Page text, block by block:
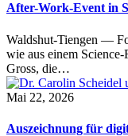
After-Work-Event in
Waldshut-Tiengen —
wie aus einem
Gross, die…
Mai 22, 2026
Auszeichnung für